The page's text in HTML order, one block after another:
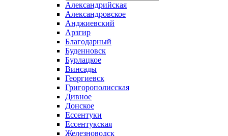
Александрийская
Александровское
Анджиевский
Арзгир
Благодарный
Буденновск
Бурлацкое
Винсады
Георгиевск
Григорополисская
Дивное
Донское
Ессентуки
Ессентукская
Железноводск